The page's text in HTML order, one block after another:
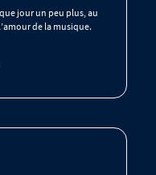
jour un peu plus, au
de la musique.